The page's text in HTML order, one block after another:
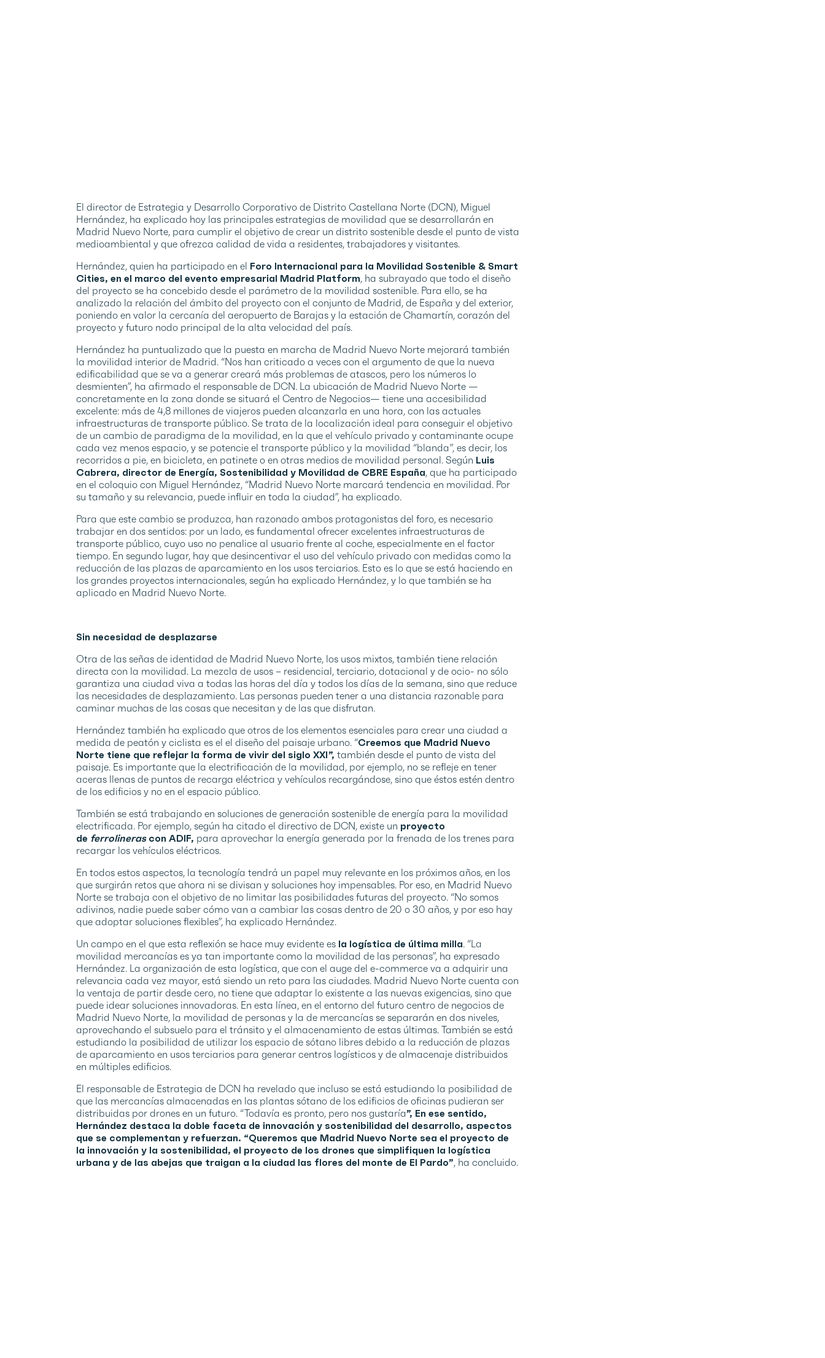
El director de Estrategia y Desarrollo Corporativo de Distrito Castellana Norte (DCN), Miguel
Hernández, ha explicado hoy las principales estrategias de movilidad que se desarrollarán en
Madrid Nuevo Norte, para cumplir el objetivo de crear un distrito sostenible desde el punto de vista
medioambiental y que ofrezca calidad de vida a residentes, trabajadores y visitantes.
Hernández, quien ha participado en el Foro Internacional para la Movilidad Sostenible & Smart
Cities, en el marco del evento empresarial Madrid Platform, ha subrayado que todo el diseño
del proyecto se ha concebido desde el parámetro de la movilidad sostenible. Para ello, se ha
analizado la relación del ámbito del proyecto con el conjunto de Madrid, de España y del exterior,
poniendo en valor la cercanía del aeropuerto de Barajas y la estación de Chamartín, corazón del
proyecto y futuro nodo principal de la alta velocidad del país.
Hernández ha puntualizado que la puesta en marcha de Madrid Nuevo Norte mejorará también
la movilidad interior de Madrid. “Nos han criticado a veces con el argumento de que la nueva
edificabilidad que se va a generar creará más problemas de atascos, pero los números lo
desmienten”, ha afirmado el responsable de DCN. La ubicación de Madrid Nuevo Norte —
concretamente en la zona donde se situará el Centro de Negocios— tiene una accesibilidad
excelente: más de 4,8 millones de viajeros pueden alcanzarla en una hora, con las actuales
infraestructuras de transporte público. Se trata de la localización ideal para conseguir el objetivo
de un cambio de paradigma de la movilidad, en la que el vehículo privado y contaminante ocupe
cada vez menos espacio, y se potencie el transporte público y la movilidad “blanda”, es decir, los
recorridos a pie, en bicicleta, en patinete o en otras medios de movilidad personal. Según Luis
Cabrera, director de Energía, Sostenibilidad y Movilidad de CBRE España, que ha participado
en el coloquio con Miguel Hernández, “Madrid Nuevo Norte marcará tendencia en movilidad. Por
su tamaño y su relevancia, puede influir en toda la ciudad”, ha explicado.
Para que este cambio se produzca, han razonado ambos protagonistas del foro, es necesario
trabajar en dos sentidos: por un lado, es fundamental ofrecer excelentes infraestructuras de
transporte público, cuyo uso no penalice al usuario frente al coche, especialmente en el factor
tiempo. En segundo lugar, hay que desincentivar el uso del vehículo privado con medidas como la
reducción de las plazas de aparcamiento en los usos terciarios. Esto es lo que se está haciendo en
los grandes proyectos internacionales, según ha explicado Hernández, y lo que también se ha
aplicado en Madrid Nuevo Norte.
Sin necesidad de desplazarse
Otra de las señas de identidad de Madrid Nuevo Norte, los usos mixtos, también tiene relación
directa con la movilidad. La mezcla de usos – residencial, terciario, dotacional y de ocio- no sólo
garantiza una ciudad viva a todas las horas del día y todos los días de la semana, sino que reduce
las necesidades de desplazamiento. Las personas pueden tener a una distancia razonable para
caminar muchas de las cosas que necesitan y de las que disfrutan.
Hernández también ha explicado que otros de los elementos esenciales para crear una ciudad a
medida de peatón y ciclista es el el diseño del paisaje urbano. “Creemos que Madrid Nuevo
Norte tiene que reflejar la forma de vivir del siglo XXI”, también desde el punto de vista del
paisaje. Es importante que la electrificación de la movilidad, por ejemplo, no se refleje en tener
aceras llenas de puntos de recarga eléctrica y vehículos recargándose, sino que éstos estén dentro
de los edificios y no en el espacio público.
También se está trabajando en soluciones de generación sostenible de energía para la movilidad
electrificada. Por ejemplo, según ha citado el directivo de DCN, existe un proyecto
de ferrolineras con ADIF, para aprovechar la energía generada por la frenada de los trenes para
recargar los vehículos eléctricos.
En todos estos aspectos, la tecnología tendrá un papel muy relevante en los próximos años, en los
que surgirán retos que ahora ni se divisan y soluciones hoy impensables. Por eso, en Madrid Nuevo
Norte se trabaja con el objetivo de no limitar las posibilidades futuras del proyecto. “No somos
adivinos, nadie puede saber cómo van a cambiar las cosas dentro de 20 o 30 años, y por eso hay
que adoptar soluciones flexibles”, ha explicado Hernández.
Un campo en el que esta reflexión se hace muy evidente es la logística de última milla. “La
movilidad mercancías es ya tan importante como la movilidad de las personas”, ha expresado
Hernández. La organización de esta logística, que con el auge del e-commerce va a adquirir una
relevancia cada vez mayor, está siendo un reto para las ciudades. Madrid Nuevo Norte cuenta con
la ventaja de partir desde cero, no tiene que adaptar lo existente a las nuevas exigencias, sino que
puede idear soluciones innovadoras. En esta línea, en el entorno del futuro centro de negocios de
Madrid Nuevo Norte, la movilidad de personas y la de mercancías se separarán en dos niveles,
aprovechando el subsuelo para el tránsito y el almacenamiento de estas últimas. También se está
estudiando la posibilidad de utilizar los espacio de sótano libres debido a la reducción de plazas
de aparcamiento en usos terciarios para generar centros logísticos y de almacenaje distribuidos
en múltiples edificios.
El responsable de Estrategia de DCN ha revelado que incluso se está estudiando la posibilidad de
que las mercancías almacenadas en las plantas sótano de los edificios de oficinas pudieran ser
distribuidas por drones en un futuro. “Todavía es pronto, pero nos gustaría”, En ese sentido,
Hernández destaca la doble faceta de innovación y sostenibilidad del desarrollo, aspectos
que se complementan y refuerzan. “Queremos que Madrid Nuevo Norte sea el proyecto de
la innovación y la sostenibilidad, el proyecto de los drones que simplifiquen la logística
urbana y de las abejas que traigan a la ciudad las flores del monte de El Pardo”, ha concluido.